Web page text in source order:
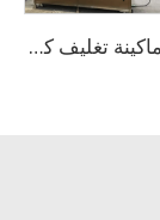
ماكينة تغليف كمّي قابل للانكماش للأكواب الفارغة